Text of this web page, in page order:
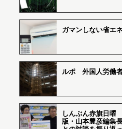
ガマンしない省エ
ルポ 外国人労働
しんぶん赤旗日曜
版・山本豊彦編集